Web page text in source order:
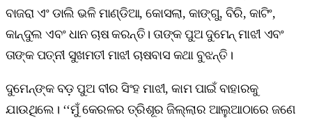
ବାଜରା ଏଂ ଡାଲି ଭଳି ମାଣ୍ଡିଆ, କୋସଲା, କାଙ୍ଗୁ, ବିରି, କାଟିଂ,
କାନ୍ଦୁଲ ଏବଂ ଧାନ ଚାଷ କରନ୍ତି। ତାଙ୍କ ପୁଅ ଦୁମେନ୍‌ ମାଝୀ ଏବଂ
ତାଙ୍କ ପତ୍ନୀ ସୁଖମତୀ ମାଝୀ ଚାଷବାସ କଥା ବୁଝନ୍ତି।
ଦୁମେନ୍‌ଙ୍କ ବଡ଼ ପୁଅ ବୀର ସିଂହ ମାଝୀ, କାମ ପାଇଁ ବାହାରକୁ
ଯାଉଥିଲେ। ‘‘ମୁଁ କେରଳର ତ୍ରିଶୂର ଜିଲ୍ଲାର ଆଲୁଆଠାରେ ଜଣେ